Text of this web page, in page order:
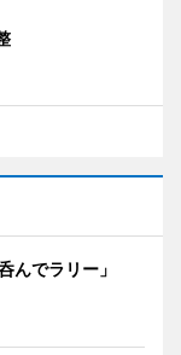
んでラリー」